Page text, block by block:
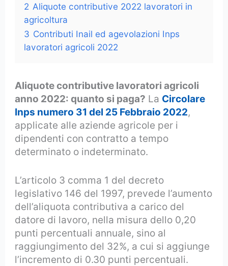
2 Aliquote contributive 2022 lavoratori in
agricoltura
3 Contributi Inail ed agevolazioni Inps
lavoratori agricoli 2022
Aliquote contributive lavoratori agricoli
anno 2022: quanto si paga? La Circolare
Inps numero 31 del 25 Febbraio 2022,
applicate alle aziende agricole per i
dipendenti con contratto a tempo
determinato o indeterminato.
L’articolo 3 comma 1 del decreto
legislativo 146 del 1997, prevede l’aumento
dell’aliquota contributiva a carico del
datore di lavoro, nella misura dello 0,20
punti percentuali annuale, sino al
raggiungimento del 32%, a cui si aggiunge
l’incremento di 0.30 punti percentuali.